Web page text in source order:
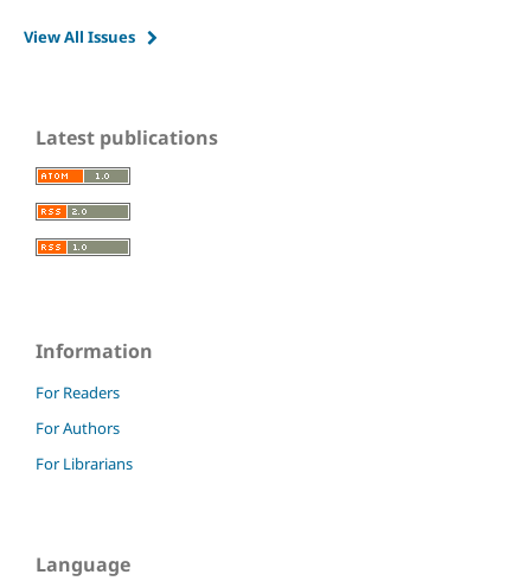
View All Issues
Latest publications
Information
For Readers
For Authors
For Librarians
Language